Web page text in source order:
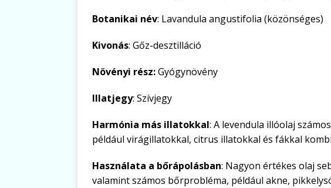
Botanikai név: Lavandula angustifolia (közönséges)
Kivonás: Gőz-desztilláció
Növényi rész:Gyógynövény
Illatjegy: Szívjegy
Harmónia más illatokkal: A levendula illóolaj
például virágillatokkal, citrus illatokkal és fákkal
Használata a bőrápolásban: Nagyon értékes olaj
valamint számos bőrprobléma, például akne,